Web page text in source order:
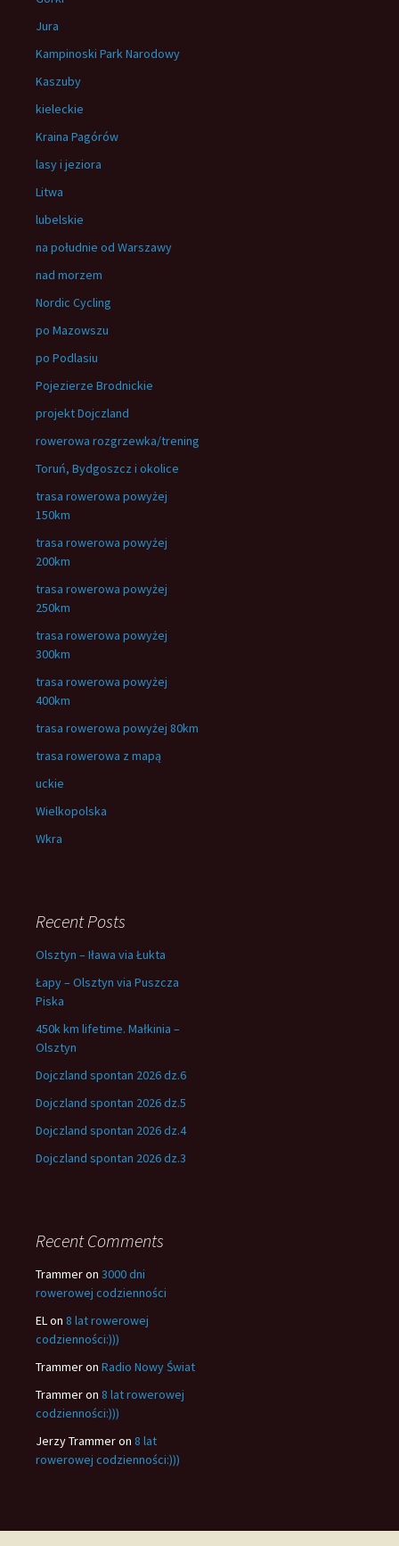
Jura
Kampinoski Park Narodowy
Kaszuby
kieleckie
Kraina Pagórów
lasy i jeziora
Litwa
lubelskie
na południe od Warszawy
nad morzem
Nordic Cycling
po Mazowszu
po Podlasiu
Pojezierze Brodnickie
projekt Dojczland
rowerowa rozgrzewka/trening
Toruń, Bydgoszcz i okolice
trasa rowerowa powyżej
150km
trasa rowerowa powyżej
200km
trasa rowerowa powyżej
250km
trasa rowerowa powyżej
300km
trasa rowerowa powyżej
400km
trasa rowerowa powyżej 80km
trasa rowerowa z mapą
uckie
Wielkopolska
Wkra
Recent Posts
Olsztyn – Iława via Łukta
Łapy – Olsztyn via Puszcza
Piska
450k km lifetime. Małkinia –
Olsztyn
Dojczland spontan 2026 dz.6
Dojczland spontan 2026 dz.5
Dojczland spontan 2026 dz.4
Dojczland spontan 2026 dz.3
Recent Comments
Trammeron 3000 dni
rowerowej codzienności
ELon 8 lat rowerowej
codzienności:)))
Trammeron Radio Nowy Świat
Trammeron 8 lat rowerowej
codzienności:)))
Jerzy Trammeron 8 lat
rowerowej codzienności:)))